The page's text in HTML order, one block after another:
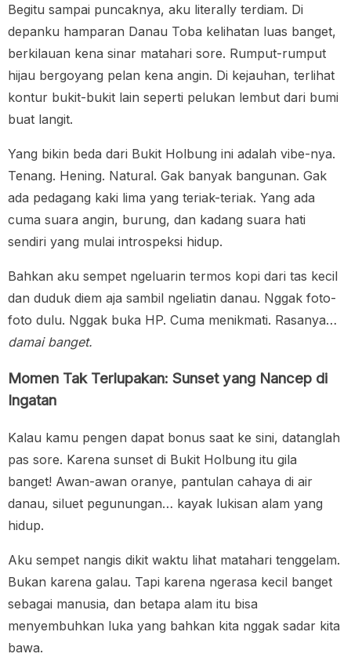
Begitu sampai puncaknya, aku literally terdiam. Di
depanku hamparan Danau Toba kelihatan luas banget,
berkilauan kena sinar matahari sore. Rumput-rumput
hijau bergoyang pelan kena angin. Di kejauhan, terlihat
kontur bukit-bukit lain seperti pelukan lembut dari bumi
buat langit.
Yang bikin beda dari Bukit Holbung ini adalah vibe-nya.
Tenang. Hening. Natural. Gak banyak bangunan. Gak
ada pedagang kaki lima yang teriak-teriak. Yang ada
cuma suara angin, burung, dan kadang suara hati
sendiri yang mulai introspeksi hidup.
Bahkan aku sempet ngeluarin termos kopi dari tas kecil
dan duduk diem aja sambil ngeliatin danau. Nggak foto-
foto dulu. Nggak buka HP. Cuma menikmati. Rasanya…
damai banget.
Momen Tak Terlupakan: Sunset yang Nancep di
Ingatan
Kalau kamu pengen dapat bonus saat ke sini, datanglah
pas sore. Karena sunset di Bukit Holbung itu gila
banget! Awan-awan oranye, pantulan cahaya di air
danau, siluet pegunungan… kayak lukisan alam yang
hidup.
Aku sempet nangis dikit waktu lihat matahari tenggelam.
Bukan karena galau. Tapi karena ngerasa kecil banget
sebagai manusia, dan betapa alam itu bisa
menyembuhkan luka yang bahkan kita nggak sadar kita
bawa.